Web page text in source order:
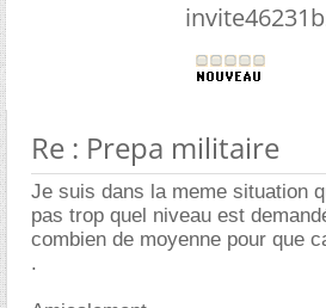
Re : Prepa militaire
Je suis dans la meme situation
pas trop quel niveau est
combien de moyenne pour que
.